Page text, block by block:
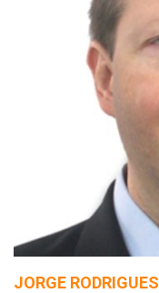
JORGE RODRIGUES